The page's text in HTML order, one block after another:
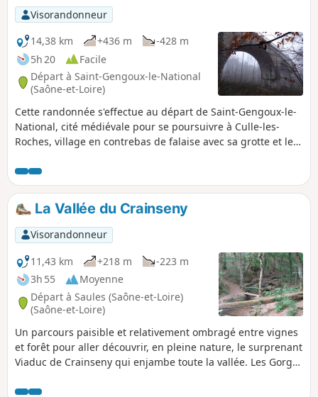
Visorandonneur
14,38 km
+436 m
-428 m
5h 20
Facile
Départ à Saint-Gengoux-le-National
(Saône-et-Loire)
Cette randonnée s'effectue au départ de Saint-Gengoux-le-
National, cité médiévale pour se poursuivre à Culle-les-
Roches, village en contrebas de falaise avec sa grotte et le
La Vallée du Crainseny
Visorandonneur
11,43 km
+218 m
-223 m
3h 55
Moyenne
Départ à Saules (Saône-et-Loire)
(Saône-et-Loire)
Un parcours paisible et relativement ombragé entre vignes
et forêt pour aller découvrir, en pleine nature, le surprenant
Viaduc de Crainseny qui enjambe toute la vallée. Les Gorges
plein de charme sans pour autant donner le vertige.